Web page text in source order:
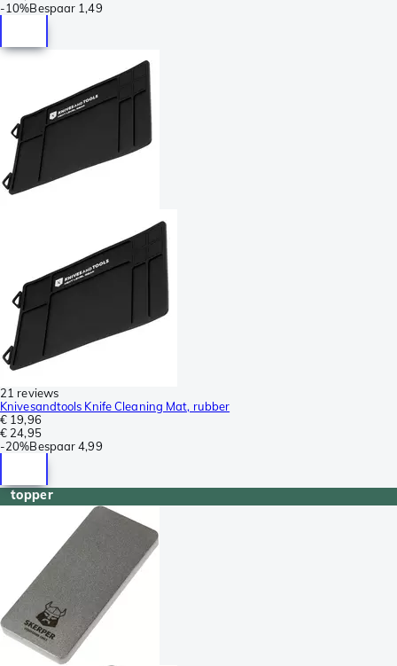
-10%Bespaar 1,49
21 reviews
Knivesandtools Knife Cleaning Mat, rubber
€ 19,96
€ 24,95
-20%Bespaar 4,99
topper